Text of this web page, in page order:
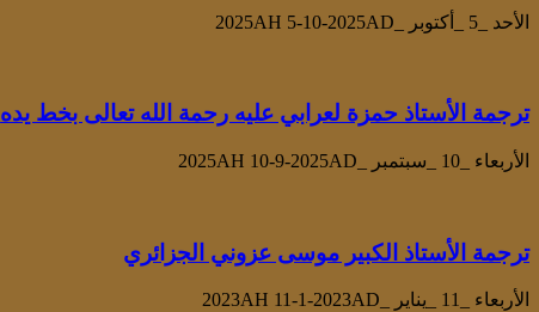
الأحد _5 _أكتوبر _2025AH 5-10-2025AD
ترجمة الأستاذ حمزة لعرابي عليه رحمة الله تعالى بخط يده
الأربعاء _10 _سبتمبر _2025AH 10-9-2025AD
ترجمة الأستاذ الكبير موسى عزوني الجزائري
الأربعاء _11 _يناير _2023AH 11-1-2023AD